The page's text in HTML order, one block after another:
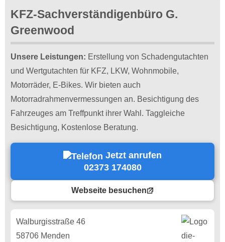
KFZ-Sachverständigenbüro G.
Greenwood
Unsere Leistungen: Erstellung von Schadengutachten
und Wertgutachten für KFZ, LKW, Wohnmobile,
Motorräder, E-Bikes. Wir bieten auch
Motorradrahmenvermessungen an. Besichtigung des
Fahrzeuges am Treffpunkt ihrer Wahl. Taggleiche
Besichtigung, Kostenlose Beratung.
Jetzt anrufen
02373 174080
Webseite besuchen
Walburgisstraße 46
58706 Menden